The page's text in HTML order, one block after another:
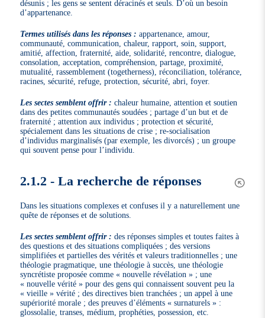
désunis ; les gens se sentent déracinés et seuls. D’où un besoin
d’appartenance.
Termes utilisés dans les réponses : appartenance, amour,
communauté, communication, chaleur, rapport, soin, support,
amitié, affection, fraternité, aide, solidarité, rencontre, dialogue,
consolation, acceptation, compréhension, partage, proximité,
mutualité, rassemblement (togetherness), réconciliation, tolérance,
racines, sécurité, refuge, protection, sécurité, abri, foyer.
Les sectes semblent offrir : chaleur humaine, attention et soutien
dans des petites communautés soudées ; partage d’un but et de
fraternité ; attention aux individus ; protection et sécurité,
spécialement dans les situations de crise ; re-socialisation
d’individus marginalisés (par exemple, les divorcés) ; un groupe
qui souvent pense pour l’individu.
2.1.2 - La recherche de réponses
Dans les situations complexes et confuses il y a naturellement une
quête de réponses et de solutions.
Les sectes semblent offrir : des réponses simples et toutes faites à
des questions et des situations compliquées ; des versions
simplifiées et partielles des vérités et valeurs traditionnelles ; une
théologie pragmatique, une théologie à succès, une théologie
syncrétiste proposée comme « nouvelle révélation » ; une
« nouvelle vérité » pour des gens qui connaissent souvent peu la
« vieille » vérité ; des directives bien tranchées ; un appel à une
supériorité morale ; des preuves d’éléments « surnaturels » :
glossolalie, transes, médium, prophéties, possession, etc.